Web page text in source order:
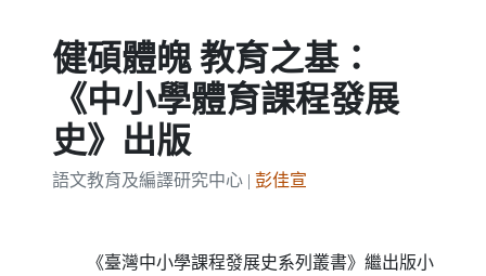
健碩體魄 教育之基：
《中小學體育課程發展
史》出版
語文教育及編譯研究中心 | 彭佳宣
《臺灣中小學課程發展史系列叢書》繼出版小